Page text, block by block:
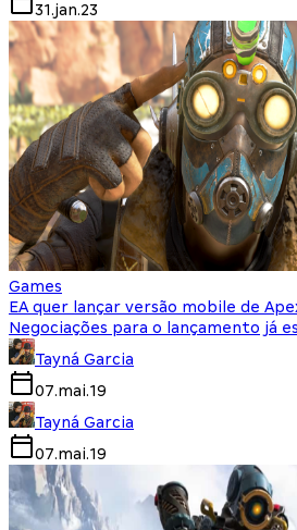
31.jan.23
Games
EA quer lançar versão mobile de
Negociações para o lançamento já
Tayná Garcia
07.mai.19
Tayná Garcia
07.mai.19